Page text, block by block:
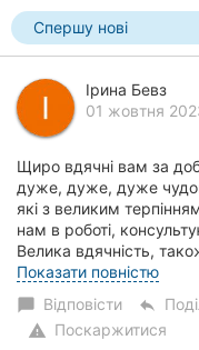
Дніпро
Кривий
Ріг
Миколаїв
Херсон
Полтава
Чернігів
Спершу нові
Ірина Бевз
01 жовтня
Щиро вдячні вам за
дуже, дуже, дуже
які з великим
нам в роботі,
Велика вдячність,
Дякуємо...
Показати повністю
chat_bubble Відповісти reply
warning Поскаржитися